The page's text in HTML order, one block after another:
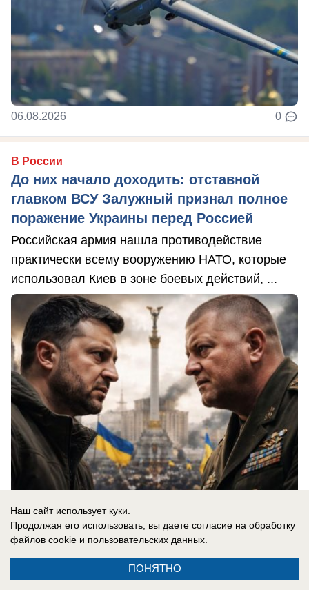
06.08.2026 0
В России
До них начало доходить: отставной
главком ВСУ Залужный признал полное
поражение Украины перед Россией
Российская армия нашла противодействие
практически всему вооружению НАТО, которые
использовал Киев в зоне боевых действий, ...
06.08.2026 0
«Важно похоронить его»: спасет ли
Наш сайт использует куки.
Продолжая его использовать, вы даете согласие на обработку
файлов cookie и пользовательских данных.
ПОНЯТНО